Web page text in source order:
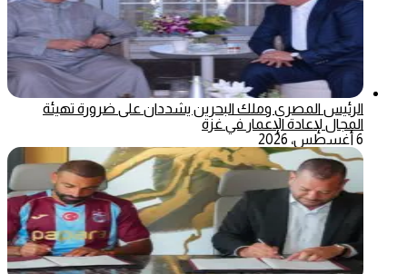
الرئيس المصري وملك البحرين يشددان على ضرورة تهيئة
المجال لإعادة الإعمار في غزة
6 أغسطس، 2026